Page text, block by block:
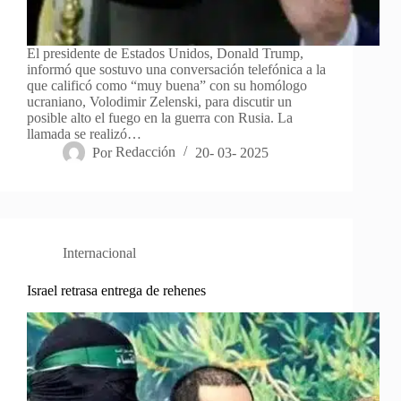
El presidente de Estados Unidos, Donald Trump,
informó que sostuvo una conversación telefónica a la
que calificó como “muy buena” con su homólogo
ucraniano, Volodimir Zelenski, para discutir un
posible alto el fuego en la guerra con Rusia. La
llamada se realizó…
Por Redacción 20- 03- 2025
Internacional
Israel retrasa entrega de rehenes